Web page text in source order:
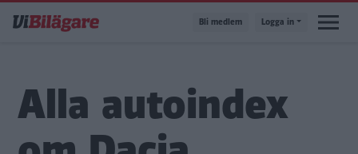
till
Bli medlem Logga in
Alla autoindex